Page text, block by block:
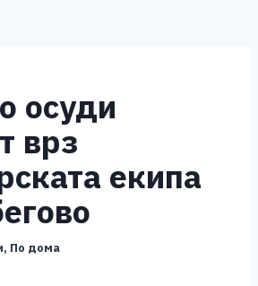
осуди
врз
екипа
, По дома